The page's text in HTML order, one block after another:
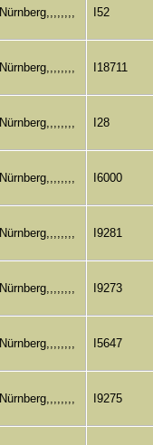
Nürnberg,,,,,,,, I52
Nürnberg,,,,,,,, I18711
Nürnberg,,,,,,,, I28
Nürnberg,,,,,,,, I6000
Nürnberg,,,,,,,, I9281
Nürnberg,,,,,,,, I9273
Nürnberg,,,,,,,, I5647
Nürnberg,,,,,,,, I9275